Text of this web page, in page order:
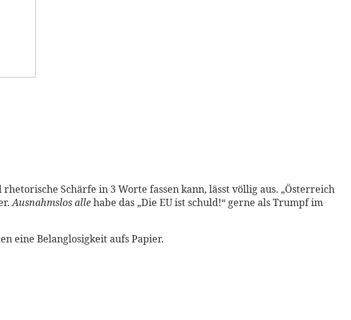
Schärfe in 3 Worte fassen kann, lässt völlig aus. „Österreich
Ausnahmslos allehabe das „Die EU ist schuld!“ gerne als Trumpf im
eine Belanglosigkeit aufs Papier.